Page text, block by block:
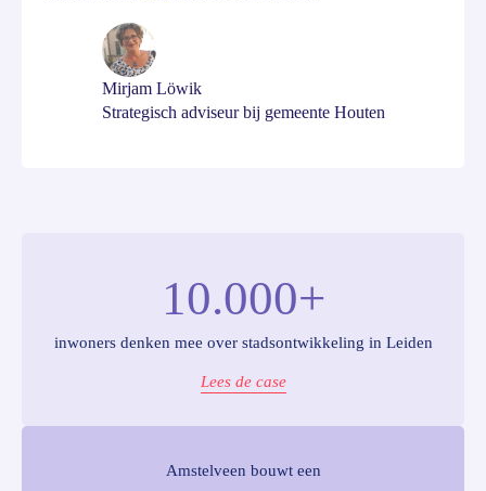
Mirjam Löwik
Strategisch adviseur bij gemeente Houten
10.000+
inwoners denken mee over stadsontwikkeling in Leiden
Lees de case
Amstelveen bouwt een